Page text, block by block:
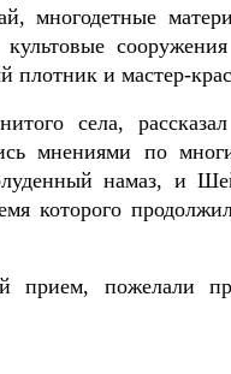
многодетные
культовые
плотник и мастер-
села,
мнениями по
намаз, и
которого
прием, пожелали